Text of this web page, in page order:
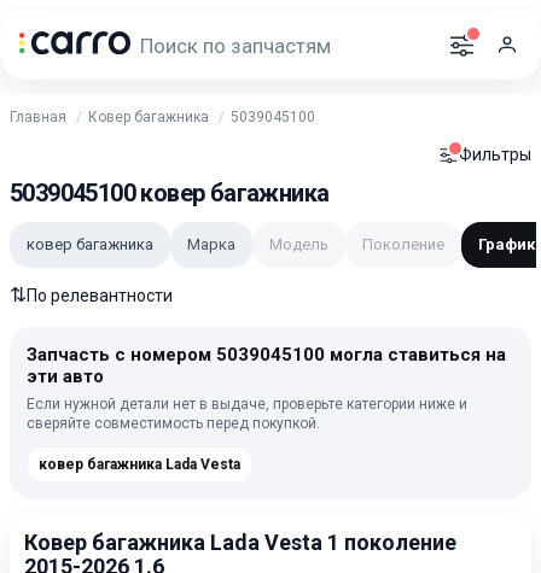
Главная Ковер багажника 5039045100
Фильтры
5039045100 ковер багажника
ковер багажника Марка Модель Поколение График
⇅По релевантности
Запчасть с номером 5039045100 могла ставиться на
эти авто
Если нужной детали нет в выдаче, проверьте категории ниже и
сверяйте совместимость перед покупкой.
ковер багажника Lada Vesta
Ковер багажника Lada Vesta 1 поколение
2015-2026 1.6